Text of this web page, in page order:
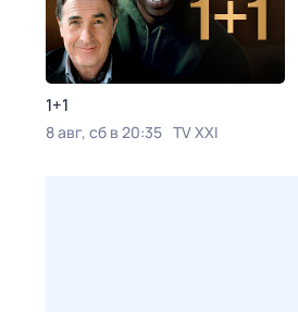
1+1
8 авг, сб в 20:35 TV XXI